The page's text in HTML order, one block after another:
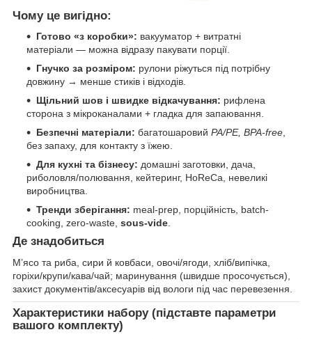
Чому це вигідно:
Готово «з коробки»: вакууматор + витратні
матеріали — можна відразу пакувати порції.
Гнучко за розміром: рулони ріжуться під потрібну
довжину → менше стиків і відходів.
Щільний шов і швидке відкачування: рифлена
сторона з мікроканалами + гладка для запаювання.
Безпечні матеріали: багатошаровий PA/PE, BPA-free,
без запаху, для контакту з їжею.
Для кухні та бізнесу: домашні заготовки, дача,
риболовля/полювання, кейтеринг, HoReCa, невеликі
виробництва.
Тренди зберігання: meal-prep, порційність, batch-
cooking, zero-waste, sous-vide.
Де знадобиться
М’ясо та риба, сири й ковбаси, овочі/ягоди, хліб/випічка,
горіхи/крупи/кава/чай; маринування (швидше просочується),
захист документів/аксесуарів від вологи під час перевезення.
Характеристики набору (підставте параметри
вашого комплекту)